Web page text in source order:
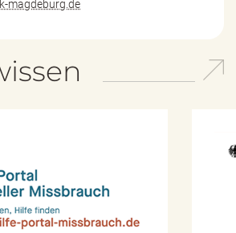
magdeburg.de